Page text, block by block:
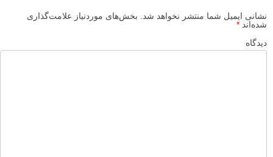
نشانی ایمیل شما منتشر نخواهد شد.
بخش‌های موردنیاز علامت‌گذاری
شده‌اند *
دیدگاه